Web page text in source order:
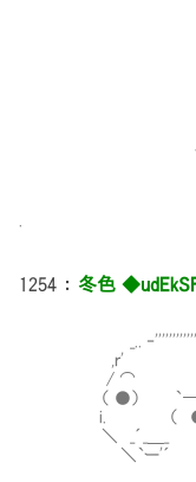
.:ｌ } 〕/
ｌ:| } / _彡(__
|:| } ,.' ／
|:| }/ /人 ﾊ /.:}
|: /
/ { ］o〔_ . :
ｌ.′ .从
乂_／ .〕
}_〕 .
1254 ： 冬色
_.. ‐'''''''''''' ‐
,ｒ'
/ ⌒
（ ●） `― ..i
i. （ ●
＼ _´_
＼`ー'´ ＿